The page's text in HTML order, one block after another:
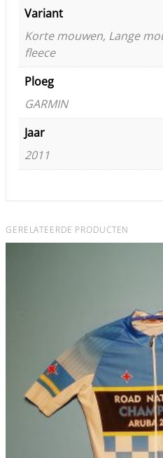
Variant
Korte mouwen, Lange
fleece
Ploeg
GARMIN
Jaar
2011
GERELATEERDE PRODUCTEN